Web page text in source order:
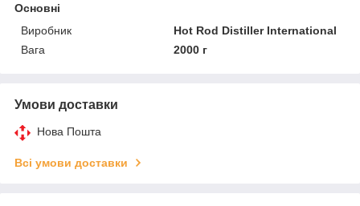
Основні
Виробник
Hot Rod Distiller International
Вага
2000 г
Умови доставки
Нова Пошта
Всі умови доставки